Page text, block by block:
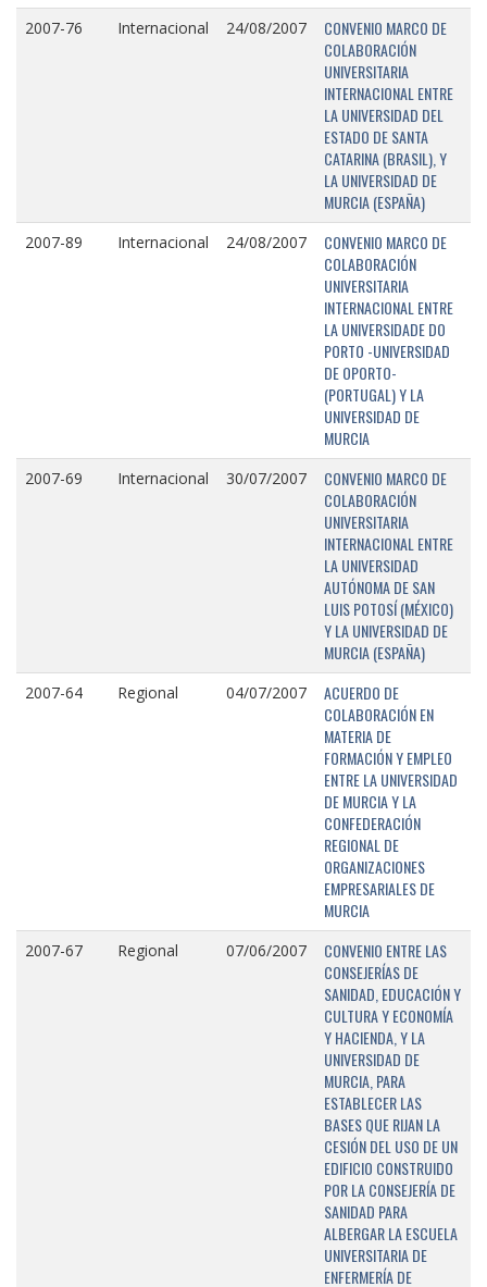
2007-76 Internacional 24/08/2007
CONVENIO MARCO DE
COLABORACIÓN
UNIVERSITARIA
INTERNACIONAL ENTRE
LA UNIVERSIDAD DEL
ESTADO DE SANTA
CATARINA (BRASIL), Y
LA UNIVERSIDAD DE
MURCIA (ESPAÑA)
2007-89 Internacional 24/08/2007
CONVENIO MARCO DE
COLABORACIÓN
UNIVERSITARIA
INTERNACIONAL ENTRE
LA UNIVERSIDADE DO
PORTO -UNIVERSIDAD
DE OPORTO-
(PORTUGAL) Y LA
UNIVERSIDAD DE
MURCIA
2007-69 Internacional 30/07/2007
CONVENIO MARCO DE
COLABORACIÓN
UNIVERSITARIA
INTERNACIONAL ENTRE
LA UNIVERSIDAD
AUTÓNOMA DE SAN
LUIS POTOSÍ (MÉXICO)
Y LA UNIVERSIDAD DE
MURCIA (ESPAÑA)
2007-64 Regional 04/07/2007
ACUERDO DE
COLABORACIÓN EN
MATERIA DE
FORMACIÓN Y EMPLEO
ENTRE LA UNIVERSIDAD
DE MURCIA Y LA
CONFEDERACIÓN
REGIONAL DE
ORGANIZACIONES
EMPRESARIALES DE
MURCIA
2007-67 Regional 07/06/2007
CONVENIO ENTRE LAS
CONSEJERÍAS DE
SANIDAD, EDUCACIÓN Y
CULTURA Y ECONOMÍA
Y HACIENDA, Y LA
UNIVERSIDAD DE
MURCIA, PARA
ESTABLECER LAS
BASES QUE RIJAN LA
CESIÓN DEL USO DE UN
EDIFICIO CONSTRUIDO
POR LA CONSEJERÍA DE
SANIDAD PARA
ALBERGAR LA ESCUELA
UNIVERSITARIA DE
ENFERMERÍA DE